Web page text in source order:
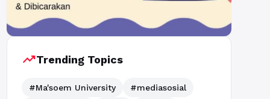
trending_upTrending Topics
#Ma'soem University
#mediasosial